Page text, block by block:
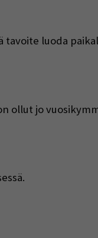
tavoite luoda
ollut jo